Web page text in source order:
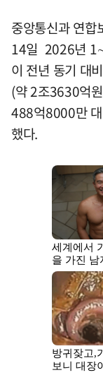
중앙통신과 연합
14일 2026년
이 전년 동기 대
(약 2조3630억
488억8000만 대
했다.